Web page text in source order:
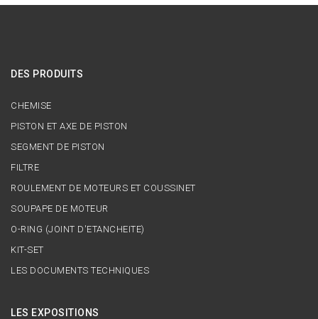
DES PRODUITS
CHEMISE
PISTON ET AXE DE PISTON
SEGMENT DE PISTON
FILTRE
ROULEMENT DE MOTEURS ET COUSSINET
SOUPAPE DE MOTEUR
O-RING (JOINT D'ETANCHEITE)
KIT-SET
LES DOCUMENTS TECHNIQUES
LES EXPOSITIONS